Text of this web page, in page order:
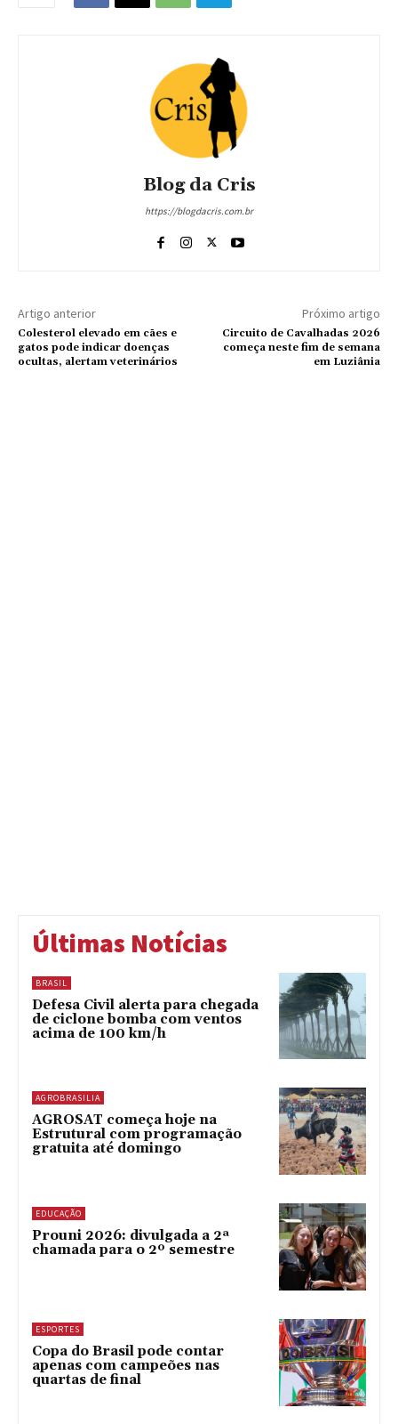
Blog da Cris
https://blogdacris.com.br
Artigo anterior
Colesterol elevado em cães e
gatos pode indicar doenças
ocultas, alertam veterinários
Próximo artigo
Circuito de Cavalhadas 2026
começa neste fim de semana
em Luziânia
Últimas Notícias
BRASIL
Defesa Civil alerta para chegada
de ciclone bomba com ventos
acima de 100 km/h
AGROBRASILIA
AGROSAT começa hoje na
Estrutural com programação
gratuita até domingo
EDUCAÇÃO
Prouni 2026: divulgada a 2ª
chamada para o 2º semestre
ESPORTES
Copa do Brasil pode contar
apenas com campeões nas
quartas de final